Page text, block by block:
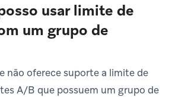
usar limite de
um grupo de
não oferece suporte a limite de
A/B que possuem um grupo de